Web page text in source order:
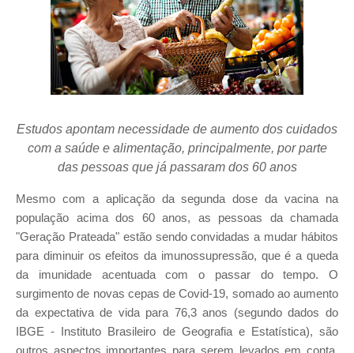
Estudos apontam necessidade de aumento dos cuidados
com a saúde e alimentação, principalmente, por parte
das pessoas que já passaram dos 60 anos
Mesmo com a aplicação da segunda dose da vacina na
população acima dos 60 anos, as pessoas da chamada
"Geração Prateada" estão sendo convidadas a mudar hábitos
para diminuir os efeitos da imunossupressão, que é a queda
da imunidade acentuada com o passar do tempo. O
surgimento de novas cepas de Covid-19, somado ao aumento
da expectativa de vida para 76,3 anos (segundo dados do
IBGE - Instituto Brasileiro de Geografia e Estatística), são